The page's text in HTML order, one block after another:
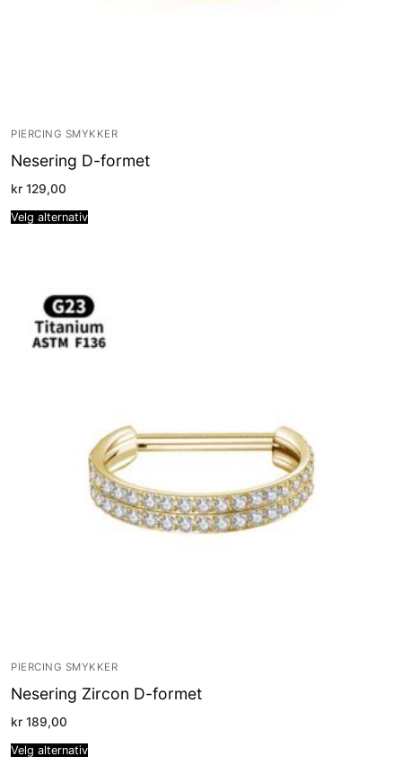
PIERCING SMYKKER
Nesering D-formet
kr 129,00
Velg alternativ
PIERCING SMYKKER
Nesering Zircon D-formet
kr 189,00
Velg alternativ